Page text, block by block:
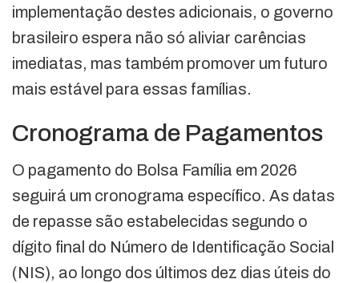
implementação destes adicionais, o governo
brasileiro espera não só aliviar carências
imediatas, mas também promover um futuro
mais estável para essas famílias.
Cronograma de Pagamentos
O pagamento do Bolsa Família em 2026
seguirá um cronograma específico. As datas
de repasse são estabelecidas segundo o
dígito final do Número de Identificação Social
(NIS), ao longo dos últimos dez dias úteis do